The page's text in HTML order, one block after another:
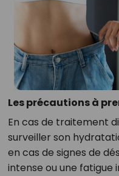
Les précautions à
En cas de traitement
surveiller son
en cas de signes de
intense ou une fatigue